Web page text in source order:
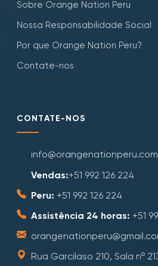
Sobre Orange Nation Peru
Nossa Responsabilidade Social
Por que Orange Nation Peru?
Contate-nos
CONTATE-NOS
info@orangenationperu.com
Vendas:+51 992 126 224
Peru: +51 992 126 224
Assistência 24 horas: +51
Rua Garcilaso 210, Sala nº